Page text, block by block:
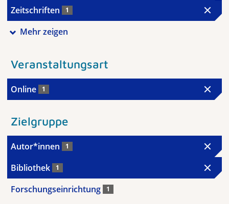
Zeitschriften 1
Mehr zeigen
Veranstaltungsart
Online 1
Zielgruppe
Autor*innen 1
Bibliothek 1
Forschungseinrichtung 1